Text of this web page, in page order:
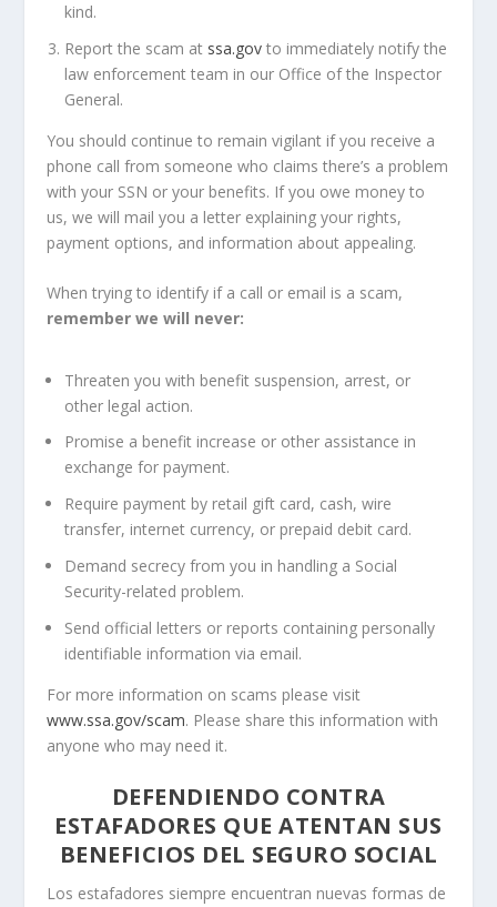
kind.
Report the scam at ssa.gov to immediately notify the
law enforcement team in our Office of the Inspector
General.
You should continue to remain vigilant if you receive a
phone call from someone who claims there’s a problem
with your SSN or your benefits. If you owe money to
us, we will mail you a letter explaining your rights,
payment options, and information about appealing.
When trying to identify if a call or email is a scam,
remember we will never:
Threaten you with benefit suspension, arrest, or
other legal action.
Promise a benefit increase or other assistance in
exchange for payment.
Require payment by retail gift card, cash, wire
transfer, internet currency, or prepaid debit card.
Demand secrecy from you in handling a Social
Security-related problem.
Send official letters or reports containing personally
identifiable information via email.
For more information on scams please visit
www.ssa.gov/scam. Please share this information with
anyone who may need it.
DEFENDIENDO CONTRA
ESTAFADORES QUE ATENTAN SUS
BENEFICIOS DEL SEGURO SOCIAL
Los estafadores siempre encuentran nuevas formas de